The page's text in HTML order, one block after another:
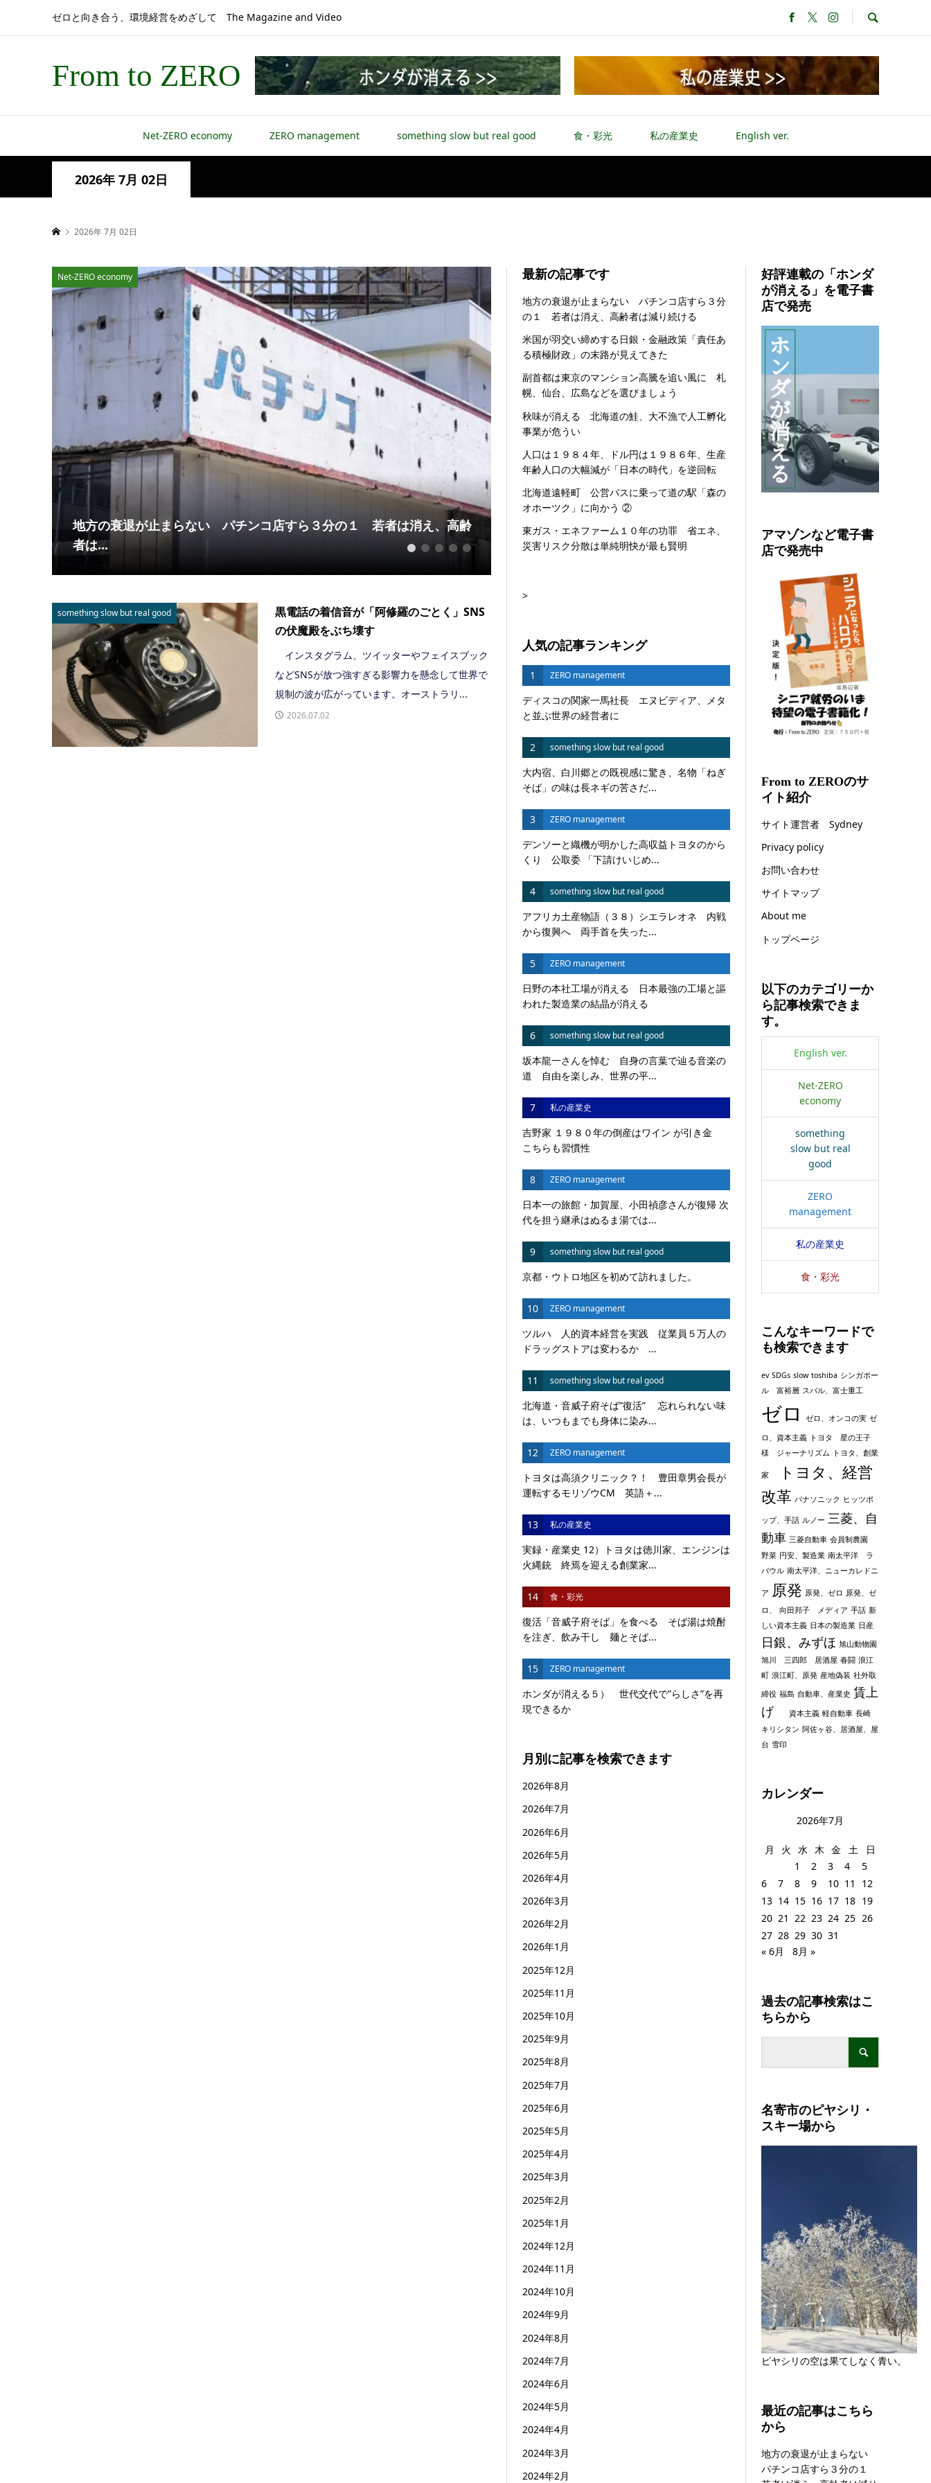
ゼロと向き合う、環境経営をめざして The Magazine and Video
From to ZERO
Net-ZERO economy ZERO management something slow but real good 食・彩光 私の産業史 English ver.
2026年 7月 02日
2026年 7月 02日
Net-ZERO economy
地方の衰退が止まらない パチンコ店すら３分の１ 若者は消え、高齢
者は...
Net-ZERO economy
米国が羽交い締めする日銀・金融政策「責任ある積極財政」の末路が見
えてきた
1 2 3 4 5
something slow but real good
黒電話の着信音が「阿修羅のごとく」SNS
の伏魔殿をぶち壊す
インスタグラム、ツイッターやフェイスブック
などSNSが放つ強すぎる影響力を懸念して世界で
規制の波が広がっています。オーストラリ...
2026.07.02
最新の記事です
地方の衰退が止まらない パチンコ店すら３分
の１ 若者は消え、高齢者は減り続ける
米国が羽交い締めする日銀・金融政策「責任あ
る積極財政」の末路が見えてきた
副首都は東京のマンション高騰を追い風に 札
幌、仙台、広島などを選びましょう
秋味が消える 北海道の鮭、大不漁で人工孵化
事業が危うい
人口は１９８４年、ドル円は１９８６年、生産
年齢人口の大幅減が「日本の時代」を逆回転
北海道遠軽町 公営バスに乗って道の駅「森の
オホーツク」に向かう ②
東ガス・エネファーム１０年の功罪 省エネ、
災害リスク分散は単純明快が最も賢明
>
人気の記事ランキング
1 ZERO management
ディスコの関家一馬社長 エヌビディア、メタ
と並ぶ世界の経営者に
2 something slow but real good
大内宿、白川郷との既視感に驚き、名物「ねぎ
そば」の味は長ネギの苦さだ...
3 ZERO management
デンソーと織機が明かした高収益トヨタのから
くり 公取委 「下請けいじめ...
4 something slow but real good
アフリカ土産物語（３８）シエラレオネ 内戦
から復興へ 両手首を失った...
5 ZERO management
日野の本社工場が消える 日本最強の工場と謳
われた製造業の結晶が消える
6 something slow but real good
坂本龍一さんを悼む 自身の言葉で辿る音楽の
道 自由を楽しみ、世界の平...
7 私の産業史
吉野家 １９８０年の倒産はワイン が引き金
こちらも習慣性
8 ZERO management
日本一の旅館・加賀屋、小田禎彦さんが復帰 次
代を担う継承はぬるま湯では...
9 something slow but real good
京都・ウトロ地区を初めて訪れました。
10 ZERO management
ツルハ 人的資本経営を実践 従業員５万人の
ドラッグストアは変わるか ...
11 something slow but real good
北海道・音威子府そば”復活” 忘れられない味
は、いつもまでも身体に染み...
12 ZERO management
トヨタは高須クリニック？！ 豊田章男会長が
運転するモリゾウCM 英語＋...
13 私の産業史
実録・産業史 12）トヨタは徳川家、エンジンは
火縄銃 終焉を迎える創業家...
14 食・彩光
復活「音威子府そば」を食べる そば湯は焼酎
を注ぎ、飲み干し 麺とそば...
15 ZERO management
ホンダが消える５） 世代交代で”らしさ”を再
現できるか
月別に記事を検索できます
2026年8月
2026年7月
2026年6月
2026年5月
2026年4月
2026年3月
2026年2月
2026年1月
2025年12月
2025年11月
2025年10月
2025年9月
2025年8月
2025年7月
2025年6月
2025年5月
2025年4月
2025年3月
2025年2月
2025年1月
2024年12月
2024年11月
2024年10月
2024年9月
2024年8月
2024年7月
2024年6月
2024年5月
2024年4月
2024年3月
2024年2月
好評連載の「ホンダ
が消える」を電子書
店で発売
アマゾンなど電子書
店で発売中
From to ZEROのサ
イト紹介
サイト運営者 Sydney
Privacy policy
お問い合わせ
サイトマップ
About me
トップページ
以下のカテゴリーか
ら記事検索できま
す。
English ver.
Net-ZERO
economy
something
slow but real
good
ZERO
management
私の産業史
食・彩光
こんなキーワードで
も検索できます
ev SDGs slow toshiba シンガポー
ル 富裕層 スバル、富士重工
ゼロ ゼロ、オンコの実 ゼ
ロ、資本主義 トヨタ 星の王子
様 ジャーナリズム
トヨタ、創業
家
トヨタ、経営
改革 パナソニック ヒッツポ
ップ、手話 ルノー 三菱、自
動車 三菱自動車 会員制農園
野菜 円安、製造業 南太平洋 ラ
バウル 南太平洋、ニューカレドニ
ア 原発 原発、ゼロ 原発、ゼ
ロ、
向田邦子 メディア 手話 新
しい資本主義 日本の製造業 日産
日銀、みずほ 旭山動物園
旭川 三四郎 居酒屋 春闘 浪江
町 浪江町、原発 産地偽装 社外取
締役 福島 自動車、産業史 賃上
げ
資本主義 軽自動車 長崎
キリシタン 阿佐ヶ谷、居酒屋、屋
台 雪印
カレンダー
2026年7月
月 火 水 木 金 土
日
1
2 3 4
5
6
7 8 9 10 11
12
13 14 15 16 17 18 19
20 21 22 23 24 25 26
27 28 29 30 31
« 6月
8月 »
過去の記事検索はこ
ちらから
名寄市のピヤシリ・
スキー場から
ピヤシリの空は果てしなく青い。
最近の記事はこちら
から
地方の衰退が止まらない
パチンコ店すら３分の１